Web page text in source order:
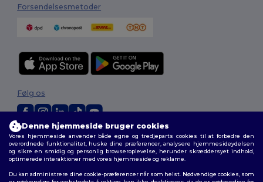
Forsendelsesmetoder
2026. Alle rettigheder forbeholdes
Vilkår og Betingelser|Tilpasset politik|Fortrolighedspolitik|Politik for
cookies|Sitemap
Følg os
Denne hjemmeside bruger cookies
Vores hjemmeside anvender både egne og tredjeparts cookies til at forbedre den
overordnede funktionalitet, huske dine præferencer, analysere hjemmesideydelsen
og sikre en smidig og personlig browseroplevelse, herunder skræddersyet indhold,
optimerede interaktioner med vores hjemmeside og reklame.
Du kan administrere dine cookie-præferencer når som helst. Nødvendige cookies, som